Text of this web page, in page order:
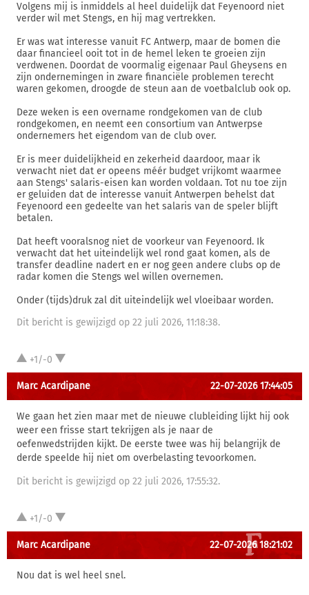
Volgens mij is inmiddels al heel duidelijk dat Feyenoord niet
verder wil met Stengs, en hij mag vertrekken.
Er was wat interesse vanuit FC Antwerp, maar de bomen die
daar financieel ooit tot in de hemel leken te groeien zijn
verdwenen. Doordat de voormalig eigenaar Paul Gheysens en
zijn ondernemingen in zware financiële problemen terecht
waren gekomen, droogde de steun aan de voetbalclub ook op.
Deze weken is een overname rondgekomen van de club
rondgekomen, en neemt een consortium van Antwerpse
ondernemers het eigendom van de club over.
Er is meer duidelijkheid en zekerheid daardoor, maar ik
verwacht niet dat er opeens méér budget vrijkomt waarmee
aan Stengs' salaris-eisen kan worden voldaan. Tot nu toe zijn
er geluiden dat de interesse vanuit Antwerpen behelst dat
Feyenoord een gedeelte van het salaris van de speler blijft
betalen.
Dat heeft vooralsnog niet de voorkeur van Feyenoord. Ik
verwacht dat het uiteindelijk wel rond gaat komen, als de
transfer deadline nadert en er nog geen andere clubs op de
radar komen die Stengs wel willen overnemen.
Onder (tijds)druk zal dit uiteindelijk wel vloeibaar worden.
Dit bericht is gewijzigd op 22 juli 2026, 11:18:38.
+1/-0
Marc Acardipane 22-07-2026 17:44:05
We gaan het zien maar met de nieuwe clubleiding lijkt hij ook
weer een frisse start tekrijgen als je naar de
oefenwedstrijden kijkt. De eerste twee was hij belangrijk de
derde speelde hij niet om overbelasting tevoorkomen.
Dit bericht is gewijzigd op 22 juli 2026, 17:55:32.
+1/-0
Marc Acardipane 22-07-2026 18:21:02
Nou dat is wel heel snel.